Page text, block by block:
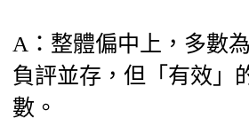
A：整體偏中上，多數
負評並存，但「有效」
數。